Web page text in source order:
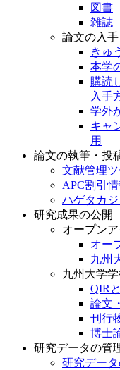
図書
雑誌
論文の入手
きゅ
本学
購読
入手
学外
キャ
用
論文の執筆・投
文献管理
APC割引情
ハゲタカジ
研究成果の公開
オープン
オー
九州
九州大学
QIR
論文
刊行
博士
研究データの管
研究デー